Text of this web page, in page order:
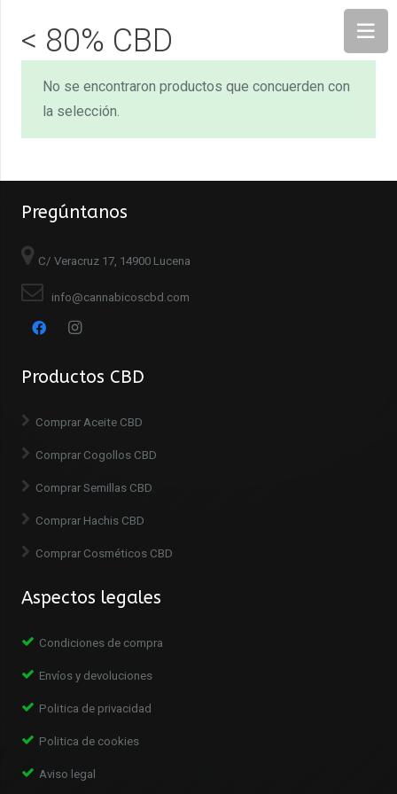
< 80% CBD
No se encontraron productos que concuerden con
la selección.
Pregúntanos
C/ Veracruz 17, 14900 Lucena
info@cannabicoscbd.com
Productos CBD
Comprar Aceite CBD
Comprar Cogollos CBD
Comprar Semillas CBD
Comprar Hachis CBD
Comprar Cosméticos CBD
Aspectos legales
Condiciones de compra
Envíos y devoluciones
Politica de privacidad
Politica de cookies
Aviso legal